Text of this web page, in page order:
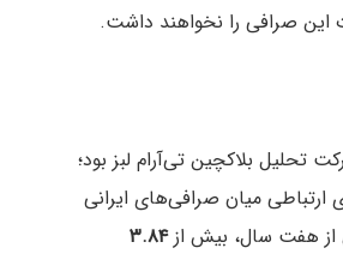
تحلیل بلاکچین تی‌آر‌ام لبز بود؛
میان صرافی‌های ایرانی
از هفت سال، بیش از۳.۸۴